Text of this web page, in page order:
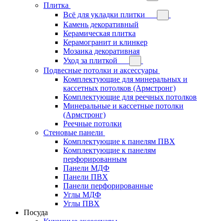
Плитка
Всё для укладки плитки
Камень декоративный
Керамическая плитка
Керамогранит и клинкер
Мозаика декоративная
Уход за плиткой
Подвесные потолки и аксессуары
Комплектующие для минеральных и
кассетных потолков (Армстронг)
Комплектующие для реечных потолков
Минеральные и кассетные потолки
(Армстронг)
Реечные потолки
Стеновые панели
Комплектующие к панелям ПВХ
Комплектующие к панелям
перфорированным
Панели МДФ
Панели ПВХ
Панели перфорированные
Углы МДФ
Углы ПВХ
Посуда